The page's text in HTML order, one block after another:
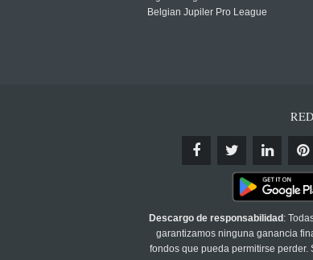
Belgian Jupiler Pro League
Descargo de responsabilidad :
garantizamos ninguna ganancia
fondos que pueda permitirse